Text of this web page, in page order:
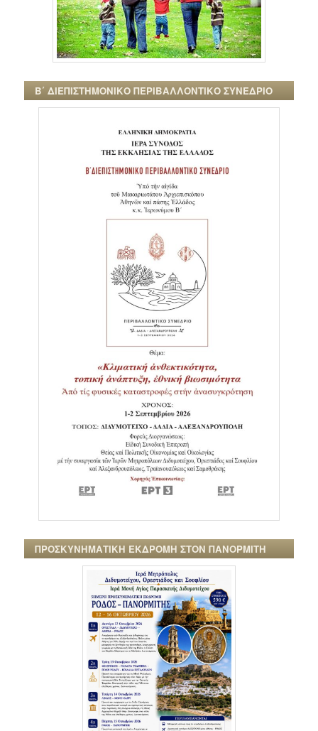
Β΄ ΔΙΕΠΙΣΤΗΜΟΝΙΚΟ ΠΕΡΙΒΑΛΛΟΝΤΙΚΟ ΣΥΝΕΔΡΙΟ
ΠΡΟΣΚΥΝΗΜΑΤΙΚΗ ΕΚΔΡΟΜΗ ΣΤΟΝ ΠΑΝΟΡΜΙΤΗ